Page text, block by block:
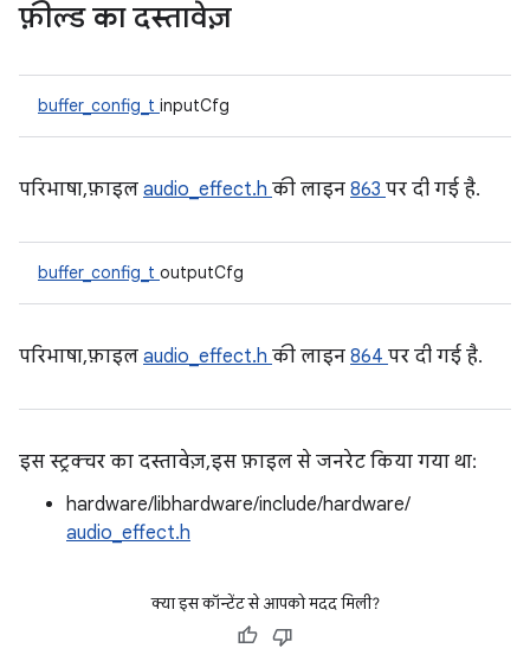
फ़ील्ड का दस्तावेज़
buffer_config_t inputCfg
परिभाषा, फ़ाइल audio_effect.h की लाइन 863 पर दी गई है.
buffer_config_t outputCfg
परिभाषा, फ़ाइल audio_effect.h की लाइन 864 पर दी गई है.
इस स्ट्रक्चर का दस्तावेज़, इस फ़ाइल से जनरेट किया गया था:
hardware/libhardware/include/hardware/
audio_effect.h
क्या इस कॉन्टेंट से आपको मदद मिली?